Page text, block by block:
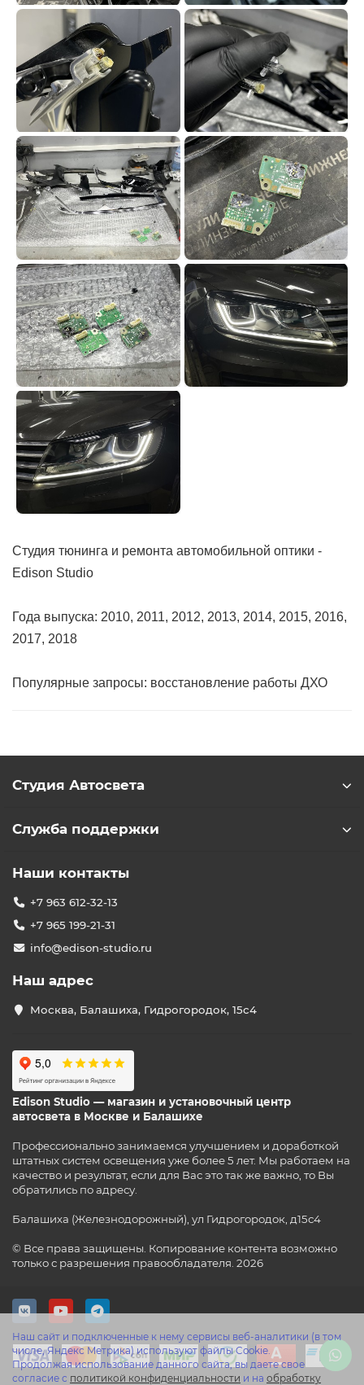
Студия тюнинга и ремонта автомобильной оптики -
Edison Studio
Года выпуска: 2010, 2011, 2012, 2013, 2014, 2015, 2016,
2017, 2018
Популярные запросы: восстановление работы ДХО
Наш сайт и подключенные к нему сервисы веб-аналитики (в том
числе, Яндекс Метрика) используют файлы Cookie.
Продолжая использование данного сайта, вы даете свое
согласие с политикой конфиденциальности и на обработку
Студия Автосвета
Служба поддержки
Наши контакты
+7 963 612-32-13
+7 965 199-21-31
info@edison-studio.ru
Наш адрес
Москва, Балашиха, Гидрогородок, 15с4
Edison Studio — магазин и установочный центр
автосвета в Москве и Балашихе
Профессионально занимаемся улучшением и доработкой
штатных систем освещения уже более 5 лет. Мы работаем на
качество и результат, если для Вас это так же важно, то Вы
обратились по адресу.
Балашиха (Железнодорожный), ул Гидрогородок, д15с4
© Все права защищены. Копирование контента возможно
только с разрешения правообладателя. 2026